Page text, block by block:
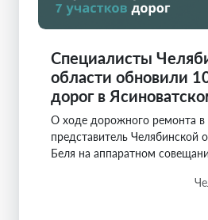
Специалисты
области обновили
дорог в
О ходе дорожного ремонта в
представитель Челябинской
Беля на аппаратном